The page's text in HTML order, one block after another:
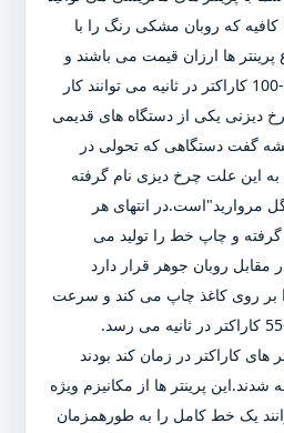
که روبان مشکی رنگ را با
ها ارزان قیمت می باشند و
به طور معمول با سرعت 600-100 کاراکتر در ثانیه می توانند کار
دیزنی یکی از دستگاه های قدیمی
گفت دستگاهی که تحولی در
این علت چرخ دیزی نام گرفته
مروارید"است.در انتهای هر
و چاپ خط را تولید می
روبان جوهر قرار دارد
بر روی کاغذ چاپ می کند و سرعت
های کاراکتر در زمان کند بودند
پرینتر ها از مکانیزم ویژه
یک خط کامل را به طورهمزمان